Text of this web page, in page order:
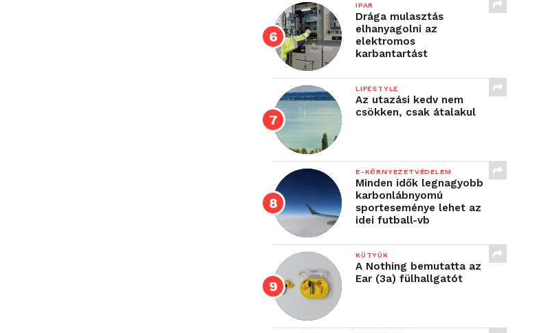
IPAR
Drága mulasztás
elhanyagolni az
elektromos
karbantartást
LIFESTYLE
Az utazási kedv nem
csökken, csak átalakul
E-KÖRNYEZETVÉDELEM
Minden idők legnagyobb
karbonlábnyomú
sporteseménye lehet az
idei futball-vb
KÜTYÜK
A Nothing bemutatta az
Ear (3a) fülhallgatót